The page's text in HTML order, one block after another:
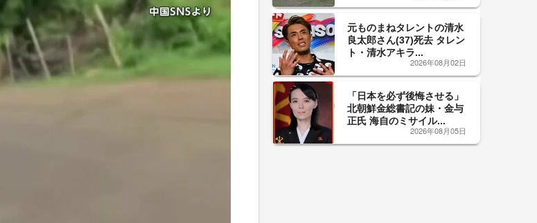
元ものまねタレントの清水
良太郎さん(37)死去 タレン
ト・清水アキラ...
2026年08月02日
「日本を必ず後悔させる」
北朝鮮金総書記の妹・金与
正氏 海自のミサイル...
2026年08月05日